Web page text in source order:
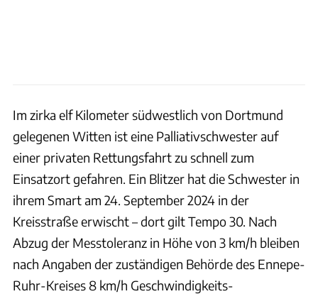
Im zirka elf Kilometer südwestlich von Dortmund
gelegenen Witten ist eine Palliativschwester auf
einer privaten Rettungsfahrt zu schnell zum
Einsatzort gefahren. Ein Blitzer hat die Schwester in
ihrem Smart am 24. September 2024 in der
Kreisstraße erwischt – dort gilt Tempo 30. Nach
Abzug der Messtoleranz in Höhe von 3 km/h bleiben
nach Angaben der zuständigen Behörde des Ennepe-
Ruhr-Kreises 8 km/h Geschwindigkeits-